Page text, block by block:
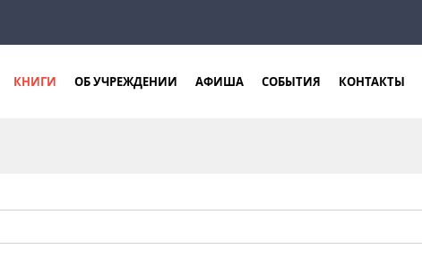
КНИГИ ОБ УЧРЕЖДЕНИИ АФИША СОБЫТИЯ КОНТАКТЫ